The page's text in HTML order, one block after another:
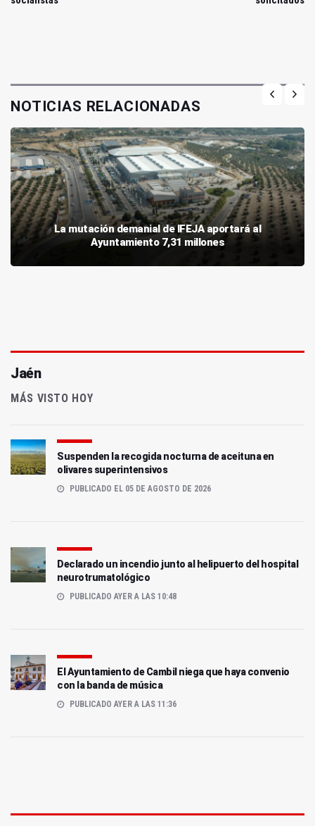
NOTICIAS RELACIONADAS
La mutación demanial de IFEJA aportará al
Ayuntamiento 7,31 millones
Jaén
MÁS VISTO HOY
Suspenden la recogida nocturna de aceituna en
olivares superintensivos
PUBLICADO EL 05 DE AGOSTO DE 2026
Declarado un incendio junto al helipuerto del hospital
neurotrumatológico
PUBLICADO AYER A LAS 10:48
El Ayuntamiento de Cambil niega que haya convenio
con la banda de música
PUBLICADO AYER A LAS 11:36